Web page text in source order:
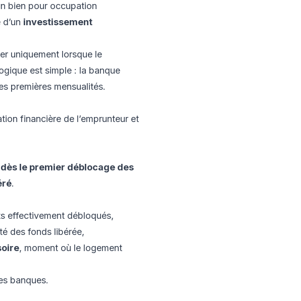
bien pour occupation
investissement
uniquement lorsque le
est simple : la banque
premières mensualités.
financière de l’emprunteur et
le premier déblocage des
.
effectivement débloqués,
des fonds libérée,
, moment où le logement
banques.